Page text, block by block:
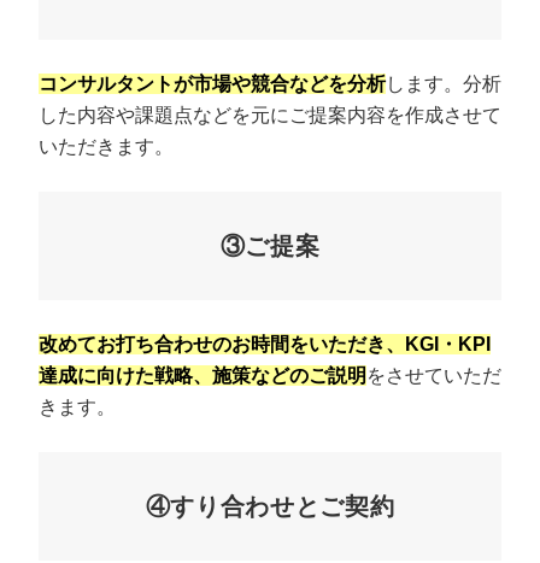
コンサルタントが市場や競合などを分析します。分析
した内容や課題点などを元にご提案内容を作成させて
いただきます。
③ご提案
改めてお打ち合わせのお時間をいただき、KGI・KPI
達成に向けた戦略、施策などのご説明 をさせていただ
きます。
④すり合わせとご契約